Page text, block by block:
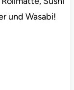
und Wasabi!